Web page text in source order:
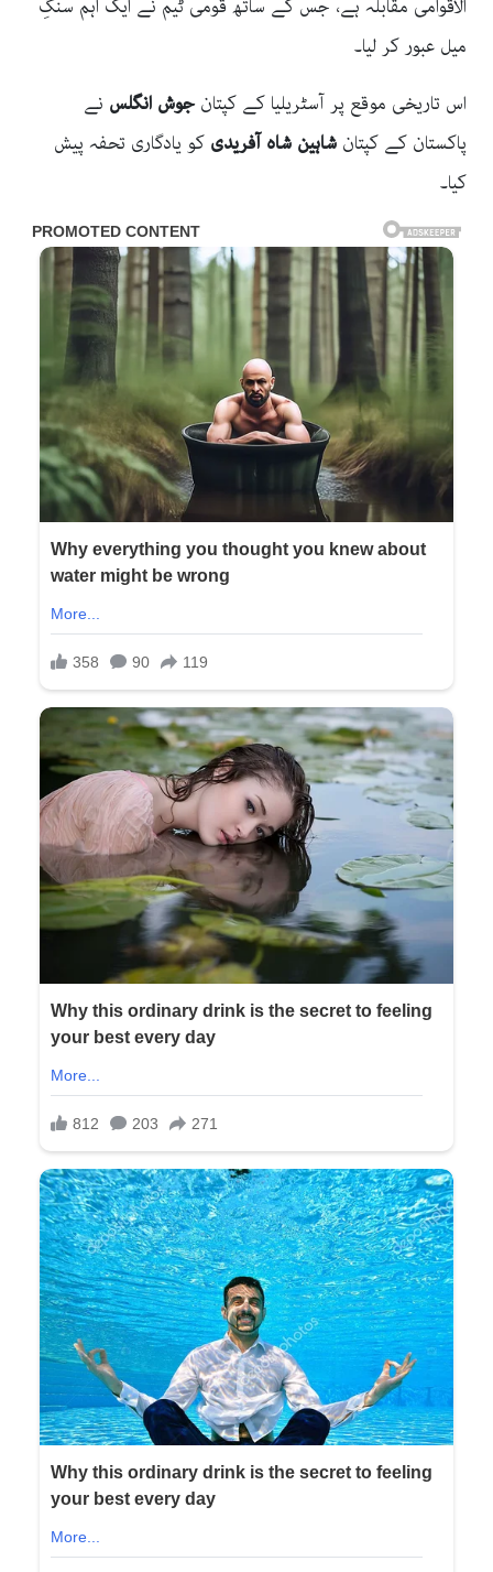
الاقوامی مقابلہ ہے، جس کے ساتھ قومی ٹیم نے ایک اہم سنگِ
میل عبور کر لیا۔
اس تاریخی موقع پر آسٹریلیا کے کپتانجوش انگلس نے
پاکستان کے کپتان شاہین شاہ آفریدی کو یادگاری تحفہ پیش
کیا۔